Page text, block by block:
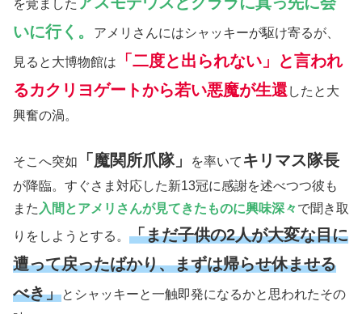
を覚ました
いに行く。
アメリさんにはシャッキーが駆け寄るが、
見ると大博物館は
「二度と出られない」と言われ
るカクリヨゲートから若い悪魔が生還 したと大
興奮の渦。
そこへ突如 「魔関所爪隊」 を率いて キリマス隊長
が降臨。すぐさま対応した新13冠に感謝を述べつつ彼も
また 入間とアメリさんが見てきたものに興味深々で聞き取
りをしようとする。 「まだ子供の2人が大変な目に
遭って戻ったばかり、まずは帰らせ休ませる
べき」とシャッキーと一触即発になるかと思われたその